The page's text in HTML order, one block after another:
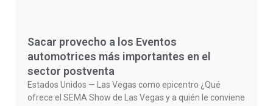
Sacar provecho a los Eventos
automotrices más importantes en el
sector postventa
Estados Unidos — Las Vegas como epicentro ¿Qué
ofrece el SEMA Show de Las Vegas y a quién le conviene